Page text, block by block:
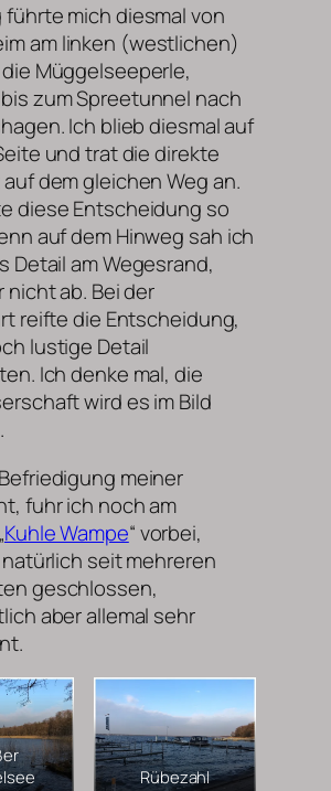
führte mich diesmal von
am linken (westlichen)
Müggelseeperle,
zum Spreetunnel nach
Ich blieb diesmal auf
und trat die direkte
dem gleichen Weg an.
diese Entscheidung so
auf dem Hinweg sah ich
Detail am Wegesrand,
nicht ab. Bei der
reifte die Entscheidung,
lustige Detail
Ich denke mal, die
wird es im Bild
meiner
fuhr ich noch am
Kuhle Wampe“ vorbei,
seit mehreren
geschlossen,
aber allemal sehr
Rübezahl